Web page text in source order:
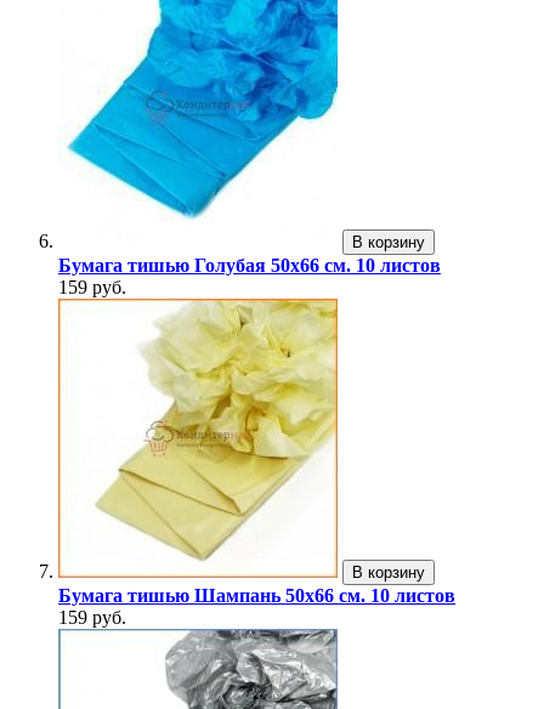
В корзину
Бумага тишью Голубая 50x66 см. 10 листов
159 руб.
В корзину
Бумага тишью Шампань 50x66 см. 10 листов
159 руб.